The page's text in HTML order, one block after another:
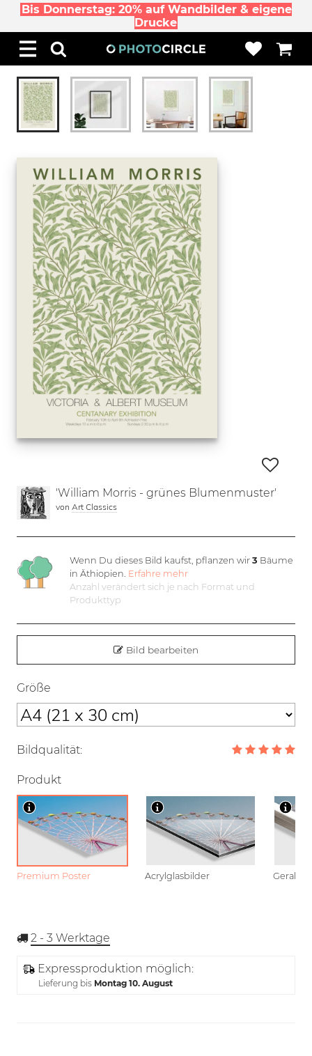
Bis Donnerstag: 20% auf Wandbilder & eigene
Drucke
'William Morris - grünes Blumenmuster'
von Art Classics
Wenn Du dieses Bild kaufst, pflanzen wir3 Bäume
in Äthiopien. Erfahre mehr
Anzahl verändert sich je nach Format und
Produkttyp
Bild bearbeiten
Größe
Bildqualität:
Produkt
Premium Poster Acrylglasbilder
2 - 3 Werktage
Expressproduktion möglich:
Lieferung bis Montag 10. August